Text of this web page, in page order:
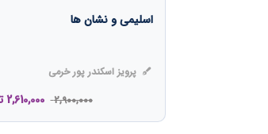
اسلیمی و نشان ها
پرویز اسکندر پور خرمی
2,900,000
2,610,000